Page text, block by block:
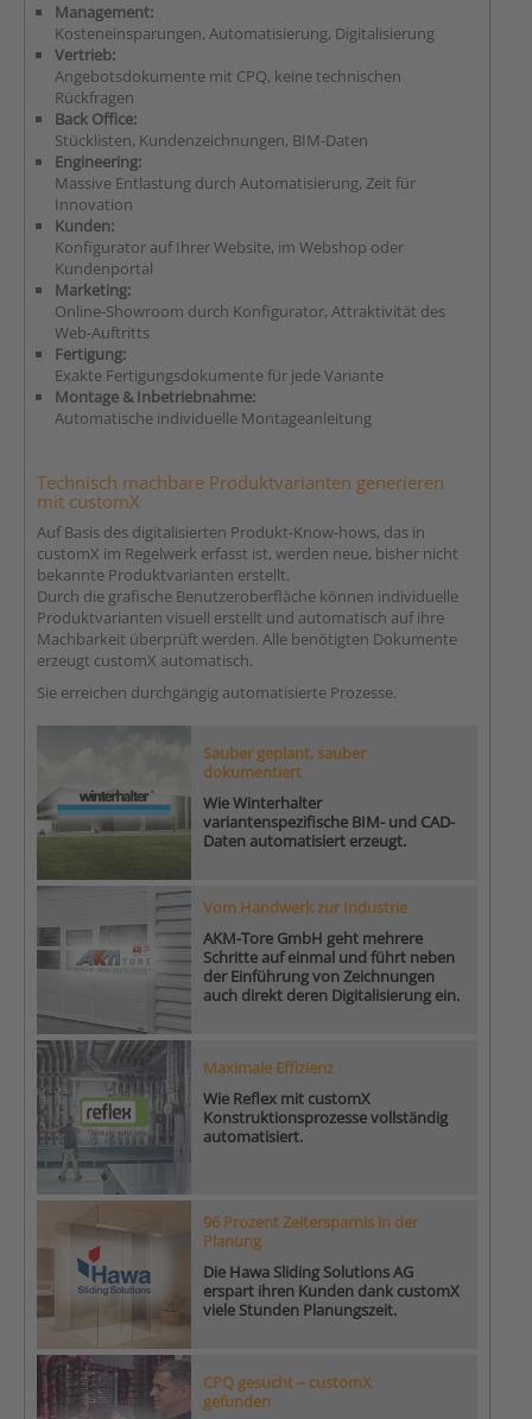
Management:
Kosteneinsparungen, Automatisierung, Digitalisierung
Vertrieb:
Angebotsdokumente mit CPQ, keine technischen
Rückfragen
Back Office:
Stücklisten, Kundenzeichnungen, BIM-Daten
Engineering:
Massive Entlastung durch Automatisierung, Zeit für
Innovation
Kunden:
Konfigurator auf Ihrer Website, im Webshop oder
Kundenportal
Marketing:
Online-Showroom durch Konfigurator, Attraktivität des
Web-Auftritts
Fertigung:
Exakte Fertigungsdokumente für jede Variante
Montage & Inbetriebnahme:
Automatische individuelle Montageanleitung
Technisch machbare Produktvarianten generieren
mit customX
Auf Basis des digitalisierten Produkt-Know-hows, das in
customX im Regelwerk erfasst ist, werden neue, bisher nicht
bekannte Produktvarianten erstellt.
Durch die grafische Benutzeroberfläche können individuelle
Produktvarianten visuell erstellt und automatisch auf ihre
Machbarkeit überprüft werden. Alle benötigten Dokumente
erzeugt customX automatisch.
Sie erreichen durchgängig automatisierte Prozesse.
Sauber geplant, sauber
dokumentiert
Wie Winterhalter
variantenspezifische BIM- und CAD-
Daten automatisiert erzeugt.
Vom Handwerk zur Industrie
AKM-Tore GmbH geht mehrere
Schritte auf einmal und führt neben
der Einführung von Zeichnungen
auch direkt deren Digitalisierung ein.
Maximale Effizienz
Wie Reflex mit customX
Konstruktionsprozesse vollständig
automatisiert.
96 Prozent Zeitersparnis in der
Planung
Die Hawa Sliding Solutions AG
erspart ihren Kunden dank customX
viele Stunden Planungszeit.
CPQ gesucht – customX
gefunden